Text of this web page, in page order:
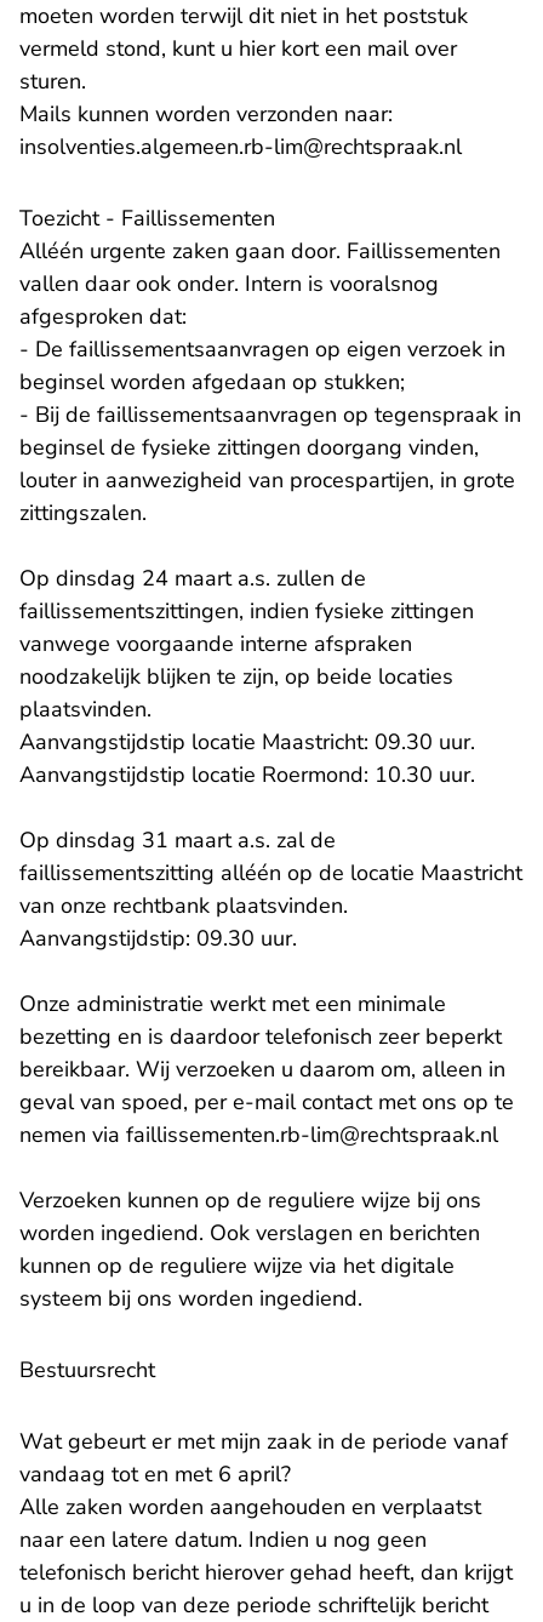
moeten worden terwijl dit niet in het poststuk
vermeld stond, kunt u hier kort een mail over
sturen.
Mails kunnen worden verzonden naar:
insolventies.algemeen.rb-lim@rechtspraak.nl- U
Toezicht - Faillissementen
Alléén urgente zaken gaan door. Faillissementen
vallen daar ook onder. Intern is vooralsnog
afgesproken dat:
- De faillissementsaanvragen op eigen verzoek in
beginsel worden afgedaan op stukken;
- Bij de faillissementsaanvragen op tegenspraak in
beginsel de fysieke zittingen doorgang vinden,
louter in aanwezigheid van procespartijen, in grote
zittingszalen.
Op dinsdag 24 maart a.s. zullen de
faillissementszittingen, indien fysieke zittingen
vanwege voorgaande interne afspraken
noodzakelijk blijken te zijn, op beide locaties
plaatsvinden.
Aanvangstijdstip locatie Maastricht: 09.30 uur.
Aanvangstijdstip locatie Roermond: 10.30 uur.
Op dinsdag 31 maart a.s. zal de
faillissementszitting alléén op de locatie Maastricht
van onze rechtbank plaatsvinden.
Aanvangstijdstip: 09.30 uur.
Onze administratie werkt met een minimale
bezetting en is daardoor telefonisch zeer beperkt
bereikbaar. Wij verzoeken u daarom om, alleen in
geval van spoed, per e-mail contact met ons op te
nemen via faillissementen.rb-lim@rechtspraak.nl- U
Verzoeken kunnen op de reguliere wijze bij ons
worden ingediend. Ook verslagen en berichten
kunnen op de reguliere wijze via het digitale
systeem bij ons worden ingediend.
Bestuursrecht
Wat gebeurt er met mijn zaak in de periode vanaf
vandaag tot en met 6 april?
Alle zaken worden aangehouden en verplaatst
naar een latere datum. Indien u nog geen
telefonisch bericht hierover gehad heeft, dan krijgt
u in de loop van deze periode schriftelijk bericht